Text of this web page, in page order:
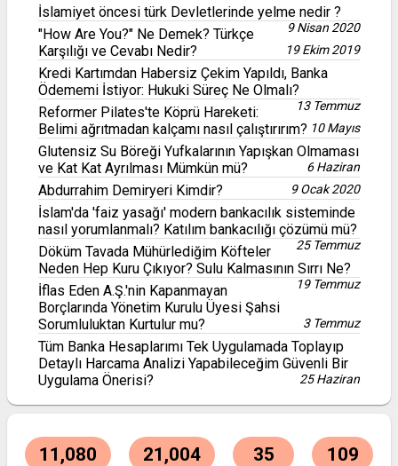
İslamiyet öncesi türk Devletlerinde yelme nedir ?
9 Nisan 2020
"How Are You?" Ne Demek? Türkçe
Karşılığı ve Cevabı Nedir?
19 Ekim 2019
Kredi Kartımdan Habersiz Çekim Yapıldı, Banka
Ödememi İstiyor: Hukuki Süreç Ne Olmalı?
13 Temmuz
Reformer Pilates'te Köprü Hareketi:
Belimi ağrıtmadan kalçamı nasıl çalıştırırım? 10 Mayıs
Glutensiz Su Böreği Yufkalarının Yapışkan Olmaması
ve Kat Kat Ayrılması Mümkün mü?
6 Haziran
Abdurrahim Demiryeri Kimdir? 9 Ocak 2020
İslam'da 'faiz yasağı' modern bankacılık sisteminde
nasıl yorumlanmalı? Katılım bankacılığı çözümü mü?
25 Temmuz
Döküm Tavada Mühürlediğim Köfteler
Neden Hep Kuru Çıkıyor? Sulu Kalmasının Sırrı Ne?
19 Temmuz
İflas Eden A.Ş.'nin Kapanmayan
Borçlarında Yönetim Kurulu Üyesi Şahsi
Sorumluluktan Kurtulur mu?
3 Temmuz
Tüm Banka Hesaplarımı Tek Uygulamada Toplayıp
Detaylı Harcama Analizi Yapabileceğim Güvenli Bir
Uygulama Önerisi?
25 Haziran
11,080 21,004 35 109